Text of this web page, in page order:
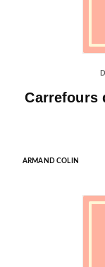
Carrefours
ARMAND COLIN